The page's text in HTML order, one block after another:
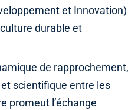
et Innovation)
durable et
de rapprochement,
scientifique entre les
promeut l’échange